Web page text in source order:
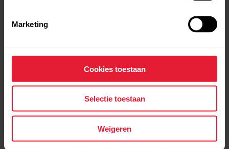
Marketing
Cookies toestaan
Selectie toestaan
Weigeren
810H
Saffierkristalglas